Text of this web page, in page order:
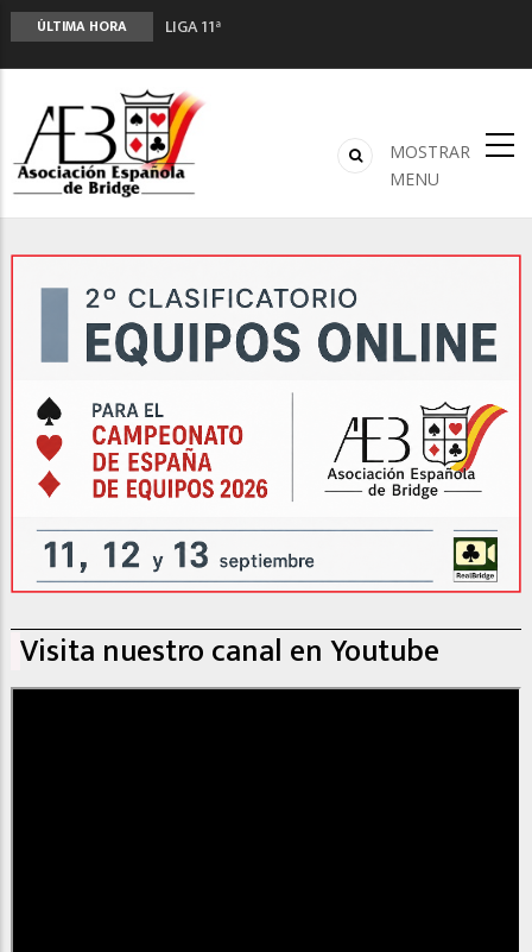
ÚLTIMA HORA
LIGA 11ª
Monitores de Bridge
ANUNCIATE EN NUESTRA REVISTA
NUEVA PROGRAMACIÓN TORNEOS FUNBRIDGE
MOSTRAR
MENU
Visita nuestro canal en Youtube